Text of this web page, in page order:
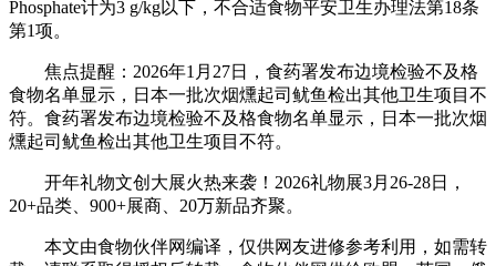
Phosphate计为3 g/kg以下，不合适食物平安卫生办理法第18条
第1项。
焦点提醒：2026年1月27日，食药署发布边境检验不及格
食物名单显示，日本一批次烟燻起司鱿鱼检出其他卫生项目不
符。食药署发布边境检验不及格食物名单显示，日本一批次烟
燻起司鱿鱼检出其他卫生项目不符。
开年礼物文创大展火热来袭！2026礼物展3月26-28日，
20+品类、900+展商、20万新品齐聚。
本文由食物伙伴网编译，仅供网友进修参考利用，如需转